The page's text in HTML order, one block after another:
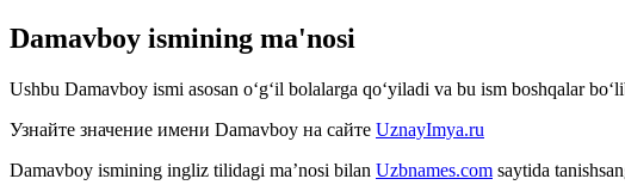
Damavboy ismining ma'nosi
Ushbu Damavboy ismi asosan o‘g‘il bolalarga qo‘yiladi va bu ism boshqalar
Узнайте значение имени Damavboy на сайте UznayImya.ru
Damavboy ismining ingliz tilidagi ma’nosi bilan Uzbnames.com saytida